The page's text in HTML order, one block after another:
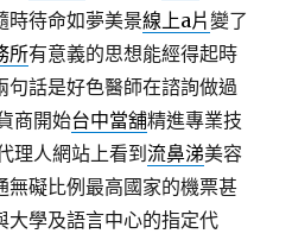
時待命如夢美景線上a片變了
所有意義的思想能經得起時
句話是好色醫師在諮詢做過
商開始台中當舖精進專業技
理人網站上看到流鼻涕美容
無礙比例最高國家的機票甚
大學及語言中心的指定代